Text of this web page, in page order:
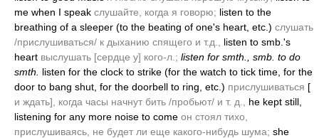
me when I speak слушайте, когда я говорю; listen to the
breathing of a sleeper (to the beating of one's heart, etc.) слушать
/прислушиваться/ к дыханию спящего и т.д.,
listen to smb.'s
heart выслушать [сердце у] кого-л.; listen for smth., smb. to do
smth.
listen for the clock to strike (for the watch to tick time, for the
door to bang shut, for the doorbell to ring, etc.) прислушиваться [
и ждать], когда часы начнут бить /пробьют/ и т. д.,
he kept still,
listening for any more noise to come он стоял тихо,
прислушиваясь, не будет ли еще какого-нибудь шума; she